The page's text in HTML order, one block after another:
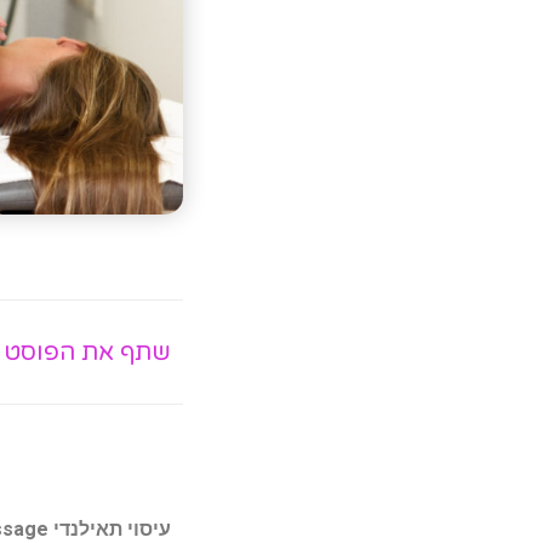
שתף את הפוסט
עיסוי תאילנדי Thai Massage – להתחבר אל מסורת טיפולים עתיקה